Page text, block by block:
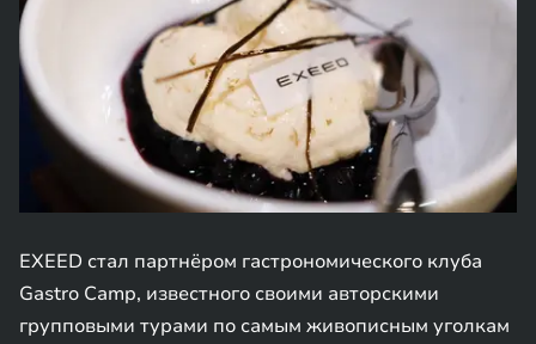
EXEED стал партнёром гастрономического клуба
Gastro Camp, известного своими авторскими
групповыми турами по самым живописным уголкам